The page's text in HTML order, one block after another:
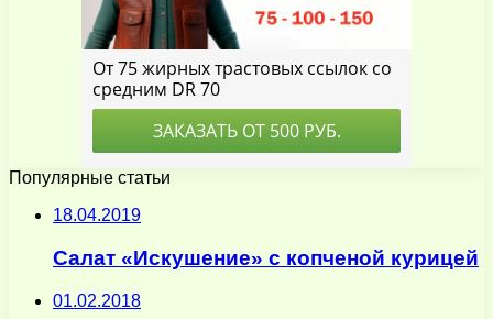
Популярные статьи
18.04.2019
Салат «Искушение» с копченой курицей
01.02.2018